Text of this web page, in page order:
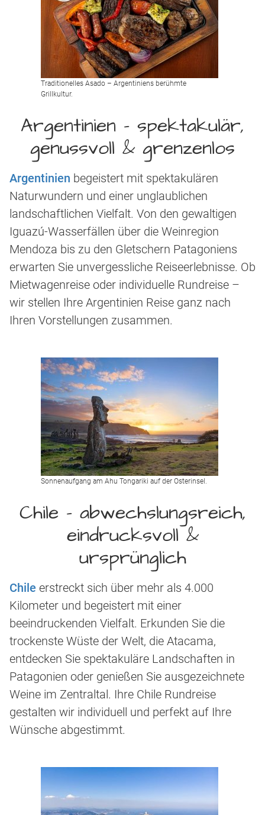
Traditionelles Asado – Argentiniens berühmte
Grillkultur.
Argentinien – spektakulär,
genussvoll & grenzenlos
Argentinien begeistert mit spektakulären
Naturwundern und einer unglaublichen
landschaftlichen Vielfalt. Von den gewaltigen
Iguazú-Wasserfällen über die Weinregion
Mendoza bis zu den Gletschern Patagoniens
erwarten Sie unvergessliche Reiseerlebnisse. Ob
Mietwagenreise oder individuelle Rundreise –
wir stellen Ihre Argentinien Reise ganz nach
Ihren Vorstellungen zusammen.
Sonnenaufgang am Ahu Tongariki auf der Osterinsel.
Chile – abwechslungsreich,
eindrucksvoll &
ursprünglich
Chile erstreckt sich über mehr als 4.000
Kilometer und begeistert mit einer
beeindruckenden Vielfalt. Erkunden Sie die
trockenste Wüste der Welt, die Atacama,
entdecken Sie spektakuläre Landschaften in
Patagonien oder genießen Sie ausgezeichnete
Weine im Zentraltal. Ihre Chile Rundreise
gestalten wir individuell und perfekt auf Ihre
Wünsche abgestimmt.